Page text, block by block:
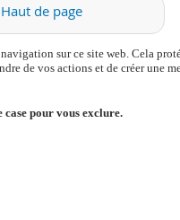
Haut de page